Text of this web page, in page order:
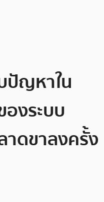
ปัญหาใน
งระบบ
ดขาลงครั้ง